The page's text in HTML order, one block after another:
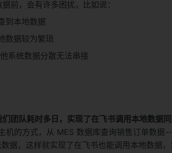
前，会有许多困扰，比如说：
到本地数据
数据较为繁琐
系统数据分散无法串接
团队耗时多日，实现了在飞书调用本地数据
机的方式，从 MES 数据库查询销售订单数据
据，这样就实现了在飞书也能调用本地数据，